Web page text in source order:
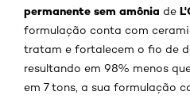
permanente sem amônia de
formulação conta com
tratam e fortalecem o fio de
resultando em 98% menos
em 7 tons, a sua formulação